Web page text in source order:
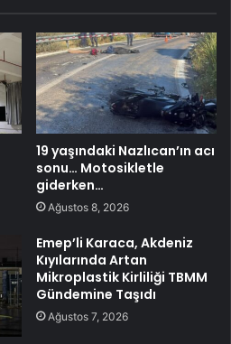
19 yaşındaki Nazlıcan’ın acı
sonu… Motosikletle
giderken…
Ağustos 8, 2026
Emep’li Karaca, Akdeniz
Kıyılarında Artan
Mikroplastik Kirliliği TBMM
Gündemine Taşıdı
Ağustos 7, 2026